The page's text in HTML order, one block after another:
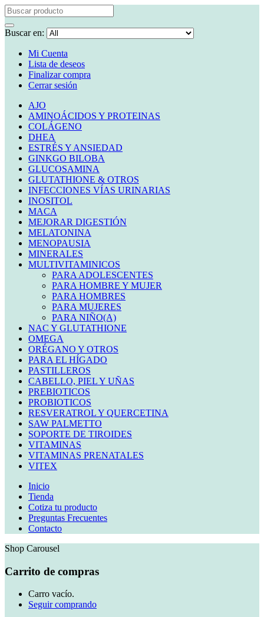
Buscar en:
Mi Cuenta
Lista de deseos
Finalizar compra
Cerrar sesión
AJO
AMINOÁCIDOS Y PROTEINAS
COLÁGENO
DHEA
ESTRÉS Y ANSIEDAD
GINKGO BILOBA
GLUCOSAMINA
GLUTATHIONE & OTROS
INFECCIONES VÍAS URINARIAS
INOSITOL
MACA
MEJORAR DIGESTIÓN
MELATONINA
MENOPAUSIA
MINERALES
MULTIVITAMINICOS
PARA ADOLESCENTES
PARA HOMBRE Y MUJER
PARA HOMBRES
PARA MUJERES
PARA NIÑO(A)
NAC Y GLUTATHIONE
OMEGA
ORÉGANO Y OTROS
PARA EL HÍGADO
PASTILLEROS
CABELLO, PIEL Y UÑAS
PREBIOTICOS
PROBIOTICOS
RESVERATROL Y QUERCETINA
SAW PALMETTO
SOPORTE DE TIROIDES
VITAMINAS
VITAMINAS PRENATALES
VITEX
Inicio
Tienda
Cotiza tu producto
Preguntas Frecuentes
Contacto
Shop Carousel
Carrito de compras
Carro vacío.
Seguir comprando